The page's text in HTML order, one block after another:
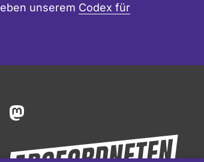
unserem Codex für
mastodon